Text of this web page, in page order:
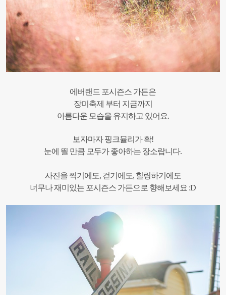
에버랜드 포시즌스 가든은
장미축제 부터 지금까지
아름다운 모습을 유지하고 있어요.
보자마자 핑크뮬리가 확!
눈에 띌 만큼 모두가 좋아하는 장소랍니다.
사진을 찍기에도, 걷기에도, 힐링하기에도
너무나 재미있는 포시즌스 가든으로 향해보세요 :D